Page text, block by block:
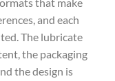
and each
The lubricate
the packaging
the design is